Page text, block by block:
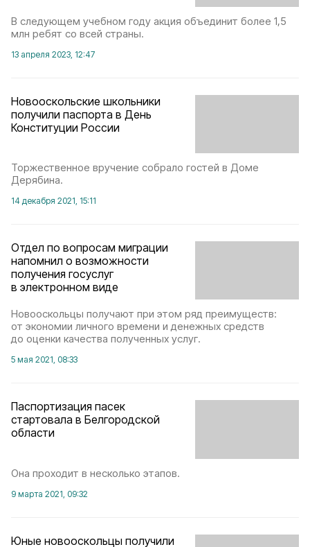
В следующем учебном году акция объединит более 1,5
млн ребят со всей страны.
13 апреля 2023, 12:47
Новооскольские школьники
получили паспорта в День
Конституции России
Торжественное вручение собрало гостей в Доме
Дерябина.
14 декабря 2021, 15:11
Отдел по вопросам миграции
напомнил о возможности
получения госуслуг
в электронном виде
Новооскольцы получают при этом ряд преимуществ:
от экономии личного времени и денежных средств
до оценки качества полученных услуг.
5 мая 2021, 08:33
Паспортизация пасек
стартовала в Белгородской
области
Она проходит в несколько этапов.
9 марта 2021, 09:32
Юные новооскольцы получили